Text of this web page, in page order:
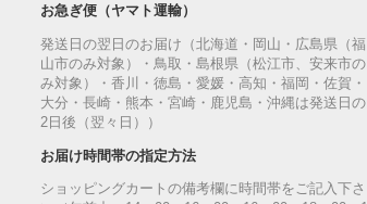
お急ぎ便（ヤマト運輸）
発送日の翌日のお届け（北海道・岡山・広島県（福
山市のみ対象）・鳥取・島根県（松江市、安来市の
み対象）・香川・徳島・愛媛・高知・福岡・佐賀・
大分・長崎・熊本・宮崎・鹿児島・沖縄は発送日の
2日後（翌々日））
お届け時間帯の指定方法
ショッピングカートの備考欄に時間帯をご記入下さ